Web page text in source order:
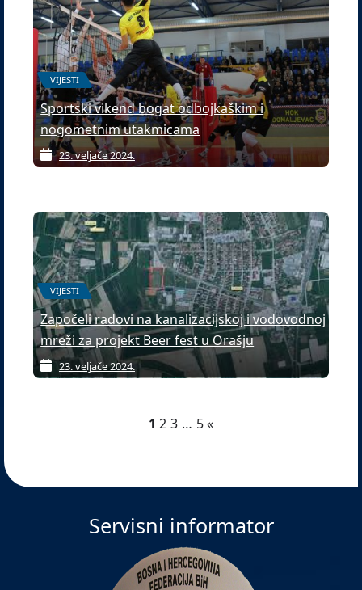
VIJESTI
Sportski vikend bogat odbojkaškim i
nogometnim utakmicama
23. veljače 2024.
VIJESTI
Započeli radovi na kanalizacijskoj i vodovodnoj
mreži za projekt Beer fest u Orašju
23. veljače 2024.
1 2 3 … 5 «
Servisni informator